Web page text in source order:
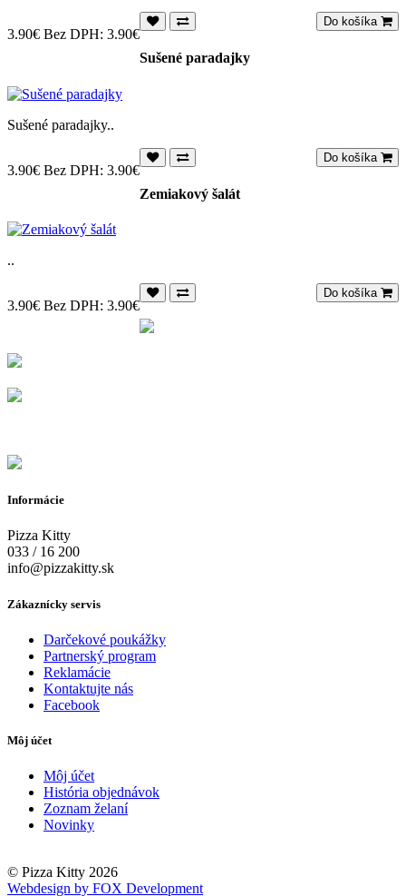
3.90€ Bez DPH: 3.90€
Do košíka
Sušené paradajky
Sušené paradajky..
3.90€ Bez DPH: 3.90€
Do košíka
Zemiakový šalát
..
3.90€ Bez DPH: 3.90€
Do košíka
Informácie
Pizza Kitty
033 / 16 200
info@pizzakitty.sk
Zákaznícky servis
Darčekové poukážky
Partnerský program
Reklamácie
Kontaktujte nás
Facebook
Môj účet
Môj účet
História objednávok
Zoznam želaní
Novinky
© Pizza Kitty 2026
Webdesign by FOX Development